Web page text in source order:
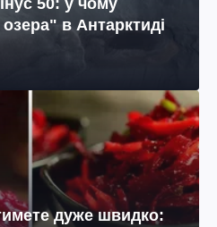
50: у чому
в Антарктиді
дуже швидко: